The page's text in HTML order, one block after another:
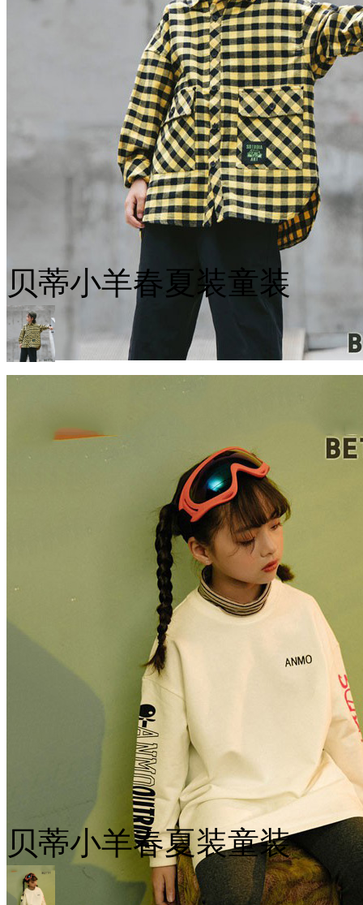
贝蒂小羊春夏装童装
贝蒂小羊春夏装童装